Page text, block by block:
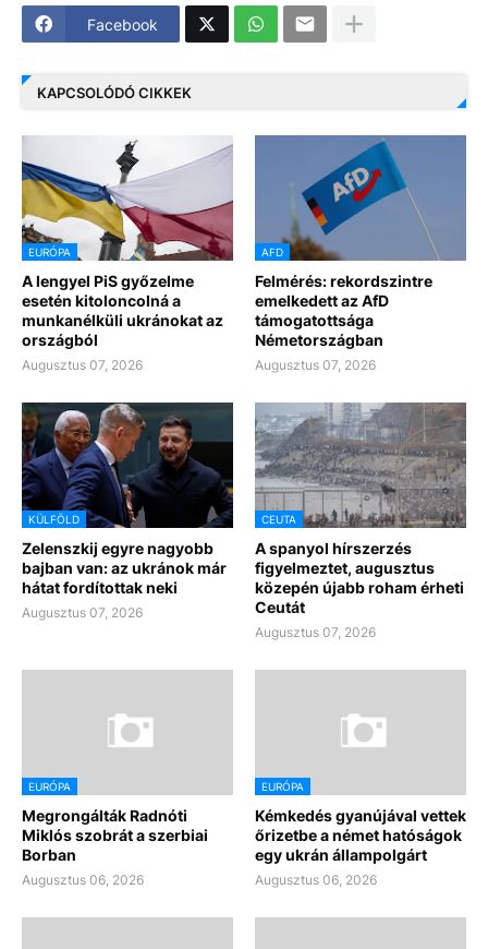
Facebook
KAPCSOLÓDÓ CIKKEK
EURÓPA
A lengyel PiS győzelme
esetén kitoloncolná a
munkanélküli ukránokat az
országból
Augusztus 07, 2026
AFD
Felmérés: rekordszintre
emelkedett az AfD
támogatottsága
Németországban
Augusztus 07, 2026
KÜLFÖLD
Zelenszkij egyre nagyobb
bajban van: az ukránok már
hátat fordítottak neki
Augusztus 07, 2026
CEUTA
A spanyol hírszerzés
figyelmeztet, augusztus
közepén újabb roham érheti
Ceutát
Augusztus 07, 2026
EURÓPA
Megrongálták Radnóti
Miklós szobrát a szerbiai
Borban
Augusztus 06, 2026
EURÓPA
Kémkedés gyanújával vettek
őrizetbe a német hatóságok
egy ukrán állampolgárt
Augusztus 06, 2026